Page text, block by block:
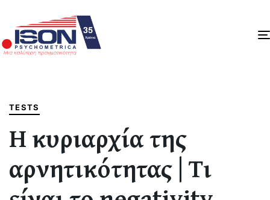
TESTS
Η κυριαρχία της
αρνητικότητας | Τι